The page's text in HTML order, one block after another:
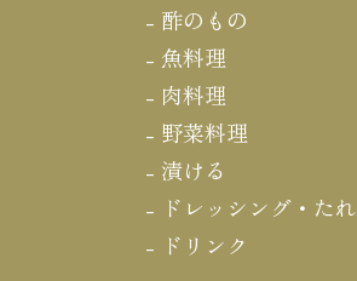
酢のもの
魚料理
肉料理
野菜料理
漬ける
ドレッシング・たれ
ドリンク